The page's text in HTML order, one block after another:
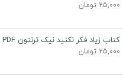
کمیابی
کمیابی می‌آورد
برای کم یابی
25,000 تومان
کتاب زیاد فکر نکنید نیک ترنتون PDF
25,000 تومان